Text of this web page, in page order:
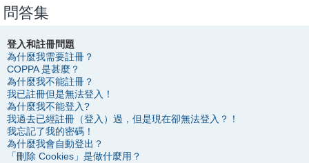
問答集
登入和註冊問題
為什麼我需要註冊？
COPPA 是甚麼？
為什麼我不能註冊？
我已註冊但是無法登入！
為什麼我不能登入?
我過去已經註冊（登入）過，但是現在卻無法登入？！
我忘記了我的密碼！
為什麼我會自動登出？
「刪除 Cookies」是做什麼用？